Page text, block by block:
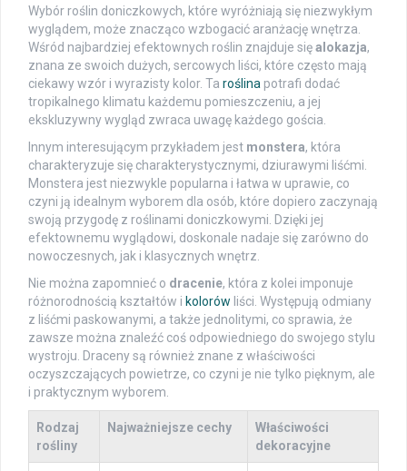
Wybór roślin doniczkowych, które wyróżniają się niezwykłym
wyglądem, może znacząco wzbogacić aranżację wnętrza.
Wśród najbardziej efektownych roślin znajduje sięalokazja,
znana ze swoich dużych, sercowych liści, które często mają
ciekawy wzór i wyrazisty kolor. Ta roślina potrafi dodać
tropikalnego klimatu każdemu pomieszczeniu, a jej
ekskluzywny wygląd zwraca uwagę każdego gościa.
Innym interesującym przykładem jest monstera, która
charakteryzuje się charakterystycznymi, dziurawymi liśćmi.
Monstera jest niezwykle popularna i łatwa w uprawie, co
czyni ją idealnym wyborem dla osób, które dopiero zaczynają
swoją przygodę z roślinami doniczkowymi. Dzięki jej
efektownemu wyglądowi, doskonale nadaje się zarówno do
nowoczesnych, jak i klasycznych wnętrz.
Nie można zapomnieć o dracenie, która z kolei imponuje
różnorodnością kształtów i kolorów liści. Występują odmiany
z liśćmi paskowanymi, a także jednolitymi, co sprawia, że
zawsze można znaleźć coś odpowiedniego do swojego stylu
wystroju. Draceny są również znane z właściwości
oczyszczających powietrze, co czyni je nie tylko pięknym, ale
i praktycznym wyborem.
Rodzaj
rośliny
Najważniejsze cechy
Właściwości
dekoracyjne